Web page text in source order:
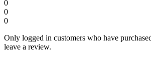
0
0
0
Only logged in customers who have
leave a review.